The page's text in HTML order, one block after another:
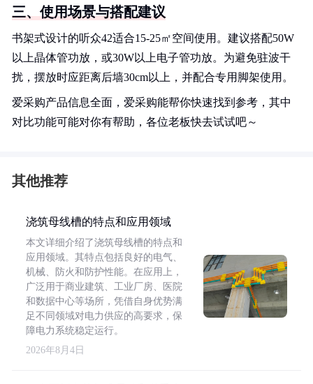
三、使用场景与搭配建议
书架式设计的听众42适合15-25㎡空间使用。建议搭配50W
以上晶体管功放，或30W以上电子管功放。为避免驻波干
扰，摆放时应距离后墙30cm以上，并配合专用脚架使用。
爱采购产品信息全面，爱采购能帮你快速找到参考，其中
对比功能可能对你有帮助，各位老板快去试试吧～
其他推荐
浇筑母线槽的特点和应用领域
本文详细介绍了浇筑母线槽的特点和
应用领域。其特点包括良好的电气、
机械、防火和防护性能。在应用上，
广泛用于商业建筑、工业厂房、医院
和数据中心等场所，凭借自身优势满
足不同领域对电力供应的高要求，保
障电力系统稳定运行。
2026年8月4日